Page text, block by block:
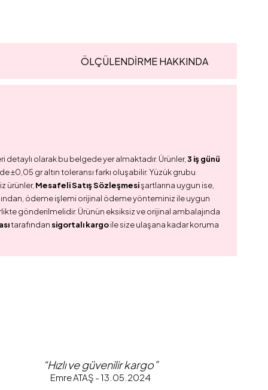
ÖLÇÜLENDİRME HAKKINDA
olarak bu belgede yer almaktadır. Ürünler,3 iş günü
gr altın toleransı farkı oluşabilir. Yüzük grubu
ürünler, Mesafeli Satış Sözleşmesişartlarına uygun ise,
ödeme işlemi orijinal ödeme yönteminiz ile uygun
gönderilmelidir. Ürünün eksiksiz ve orijinal ambalajında
tarafından sigortalı kargoile size ulaşana kadar koruma
“Hızlı ve güvenilir kargo”
Emre ATAŞ - 13.05.2024